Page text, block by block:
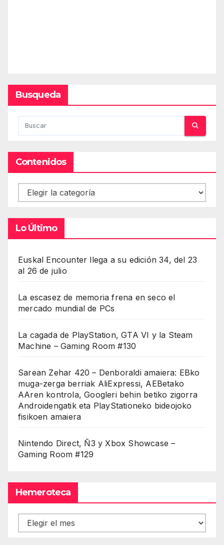
Busqueda
Contenidos
Contenidos
Lo Último
Euskal Encounter llega a su edición 34, del 23
al 26 de julio
La escasez de memoria frena en seco el
mercado mundial de PCs
La cagada de PlayStation, GTA VI y la Steam
Machine – Gaming Room #130
Sarean Zehar 420 – Denboraldi amaiera: EBko
muga-zerga berriak AliExpressi, AEBetako
AAren kontrola, Googleri behin betiko zigorra
Androidengatik eta PlayStationeko bideojoko
fisikoen amaiera
Nintendo Direct, Ñ3 y Xbox Showcase –
Gaming Room #129
Hemeroteca
Hemeroteca